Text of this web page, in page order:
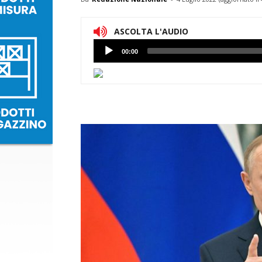
ASCOLTA L'AUDIO
Lettore
Audio
00:00